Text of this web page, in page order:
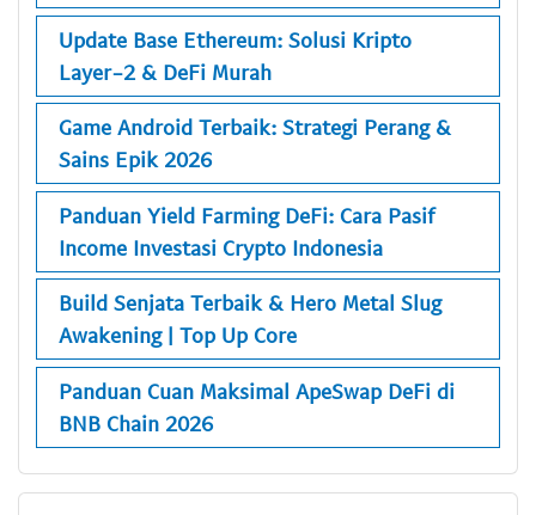
Update Base Ethereum: Solusi Kripto
Layer-2 & DeFi Murah
Game Android Terbaik: Strategi Perang &
Sains Epik 2026
Panduan Yield Farming DeFi: Cara Pasif
Income Investasi Crypto Indonesia
Build Senjata Terbaik & Hero Metal Slug
Awakening | Top Up Core
Panduan Cuan Maksimal ApeSwap DeFi di
BNB Chain 2026